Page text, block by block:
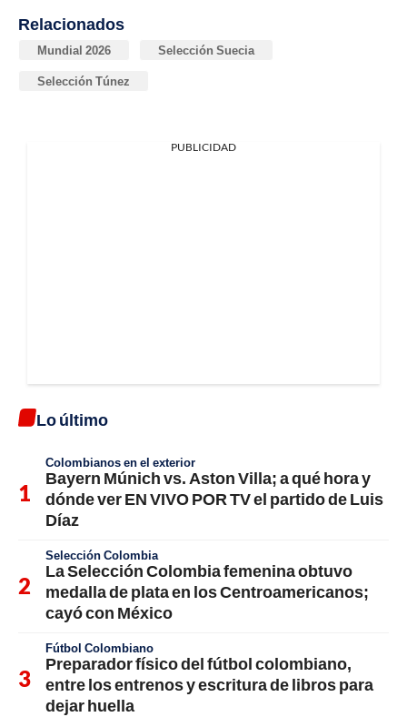
Relacionados
Mundial 2026 Selección Suecia
Selección Túnez
PUBLICIDAD
Lo último
Colombianos en el exterior
Bayern Múnich vs. Aston Villa; a qué hora y
dónde ver EN VIVO POR TV el partido de Luis
Díaz
Selección Colombia
La Selección Colombia femenina obtuvo
medalla de plata en los Centroamericanos;
cayó con México
Fútbol Colombiano
Preparador físico del fútbol colombiano,
entre los entrenos y escritura de libros para
dejar huella